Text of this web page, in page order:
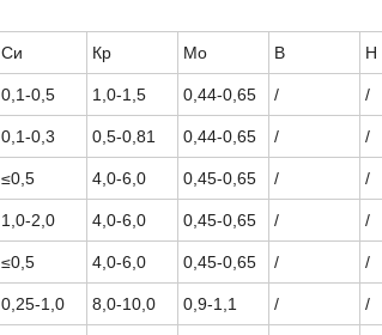
Си Кр Мо В Н
0,1-0,5 1,0-1,5 0,44-0,65 / /
0,1-0,3 0,5-0,81 0,44-0,65 / /
≤0,5 4,0-6,0 0,45-0,65 / /
1,0-2,0 4,0-6,0 0,45-0,65 / /
≤0,5 4,0-6,0 0,45-0,65 / /
0,25-1,0 8,0-10,0 0,9-1,1 / /